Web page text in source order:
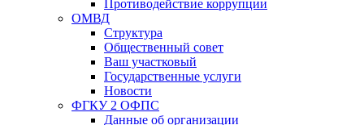
Противодействие коррупции
ОМВД
Структура
Общественный совет
Ваш участковый
Государственные услуги
Новости
ФГКУ 2 ОФПС
Данные об организации